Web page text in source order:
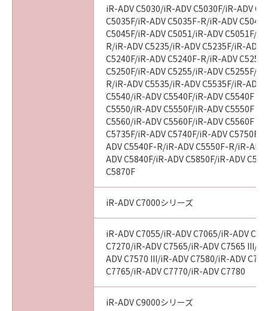
iR-ADV C5030/iR-ADV C5030F/iR-ADV
C5035F/iR-ADV C5035F-R/iR-ADV
C5045F/iR-ADV C5051/iR-ADV C5051F/
R/iR-ADV C5235/iR-ADV C5235F/iR-ADV
C5240F/iR-ADV C5240F-R/iR-ADV
C5250F/iR-ADV C5255/iR-ADV C5255F/
R/iR-ADV C5535/iR-ADV C5535F/iR-ADV
C5540/iR-ADV C5540F/iR-ADV C5540F
C5550/iR-ADV C5550F/iR-ADV C5550F
C5560/iR-ADV C5560F/iR-ADV C5560F
C5735F/iR-ADV C5740F/iR-ADV C5750F/
ADV C5540F-R/iR-ADV C5550F-R/iR-
ADV C5840F/iR-ADV C5850F/iR-ADV
C5870F
iR-ADV C7000シリーズ
iR-ADV C7055/iR-ADV C7065/iR-ADV
C7270/iR-ADV C7565/iR-ADV C7565 III/
ADV C7570 III/iR-ADV C7580/iR-ADV
C7765/iR-ADV C7770/iR-ADV C7780
iR-ADV C9000シリーズ